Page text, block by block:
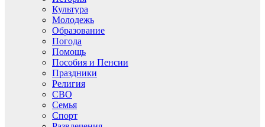
Культура
Молодежь
Образование
Погода
Помощь
Пособия и Пенсии
Праздники
Религия
СВО
Семья
Спорт